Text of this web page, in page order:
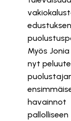
edustuksen
Myös
nyt
havainnot
pallolliseen